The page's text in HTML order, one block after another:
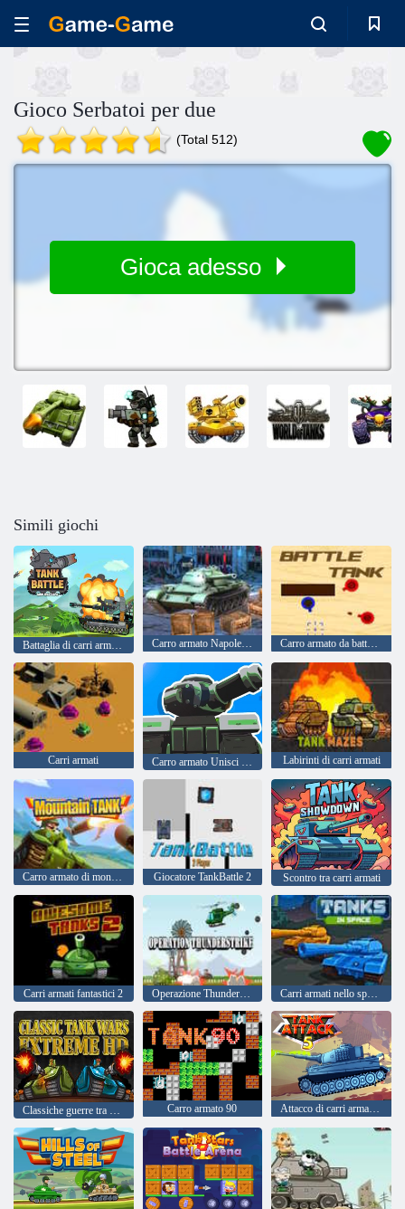
Gioco Serbatoi per due
(Total 512)
Gioca adesso
Simili giochi
Battaglia di carri armati Guerra di carri armati Carro armato Napoleone Carro armato da battaglia
Carri armati Labirinti di carri armati
Carro armato di montagna Giocatore TankBattle 2 Scontro tra carri armati
Carri armati fantastici 2 Operazione Thunderstrike Carri armati nello spazio
Carro armato 90 Attacco di carri armati 5